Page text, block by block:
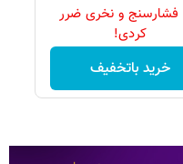
فشارسنج و نخری ضرر
کردی!
خرید باتخفیف